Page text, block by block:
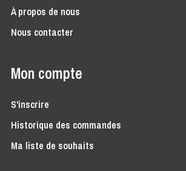
À propos de nous
Nous contacter
Mon compte
S'inscrire
Historique des commandes
Ma liste de souhaits